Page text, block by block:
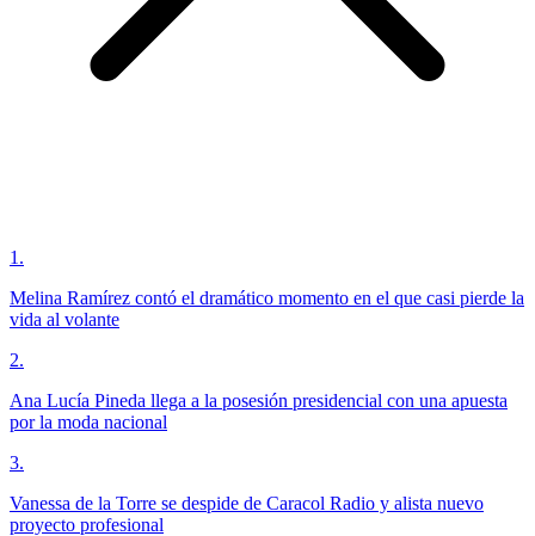
1 .
Melina Ramírez contó el dramático momento en el que casi pierde la
vida al volante
2.
Ana Lucía Pineda llega a la posesión presidencial con una apuesta
por la moda nacional
3.
Vanessa de la Torre se despide de Caracol Radio y alista nuevo
proyecto profesional